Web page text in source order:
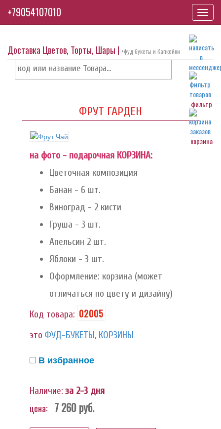
фильтр
корзина
Доставка Цветов, Торты, Шары | +фуд букеты и Капкейки
ФРУТ ГАРДЕН
на фото - подарочная КОРЗИНА:
Цветочная композиция
Банан - 6 шт.
Виноград - 2 кисти
Груша - 3 шт.
Апельсин 2 шт.
Яблоки - 3 шт.
Оформление: корзина (может
отличаться по цвету и дизайну)
Код товара: 02005
это ФУД-БУКЕТЫ, КОРЗИНЫ
В избранное
Наличие: за 2-3 дня
цена: 7 260руб.
+79054107010